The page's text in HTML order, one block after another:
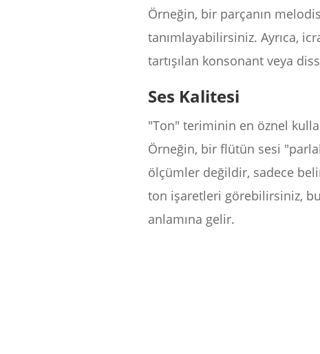
Örneğin, bir parçanın
tanımlayabilirsiniz. Ayrıca,
tartışılan konsonant veya
Ses Kalitesi
"Ton" teriminin en öznel
Örneğin, bir flütün sesi
ölçümler değildir, sadece
ton işaretleri görebilirsiniz,
anlamına gelir.